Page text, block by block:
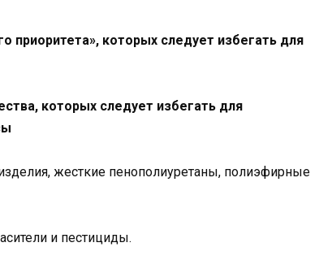
которых следует избегать для
которых следует избегать для
жесткие пенополиуретаны, полиэфирные
и пестициды.